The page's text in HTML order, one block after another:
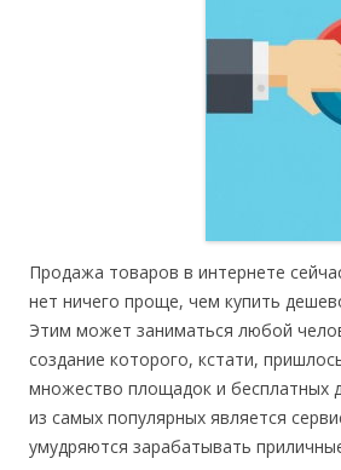
Продажа товаров в интернете
нет ничего проще, чем купить
Этим может заниматься любой
создание которого, кстати,
множество площадок и бесплатных
из самых популярных является
умудряются зарабатывать